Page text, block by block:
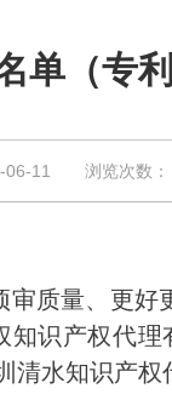
单（专
11 浏览次数：
质量、更
识产权代
清水知识产